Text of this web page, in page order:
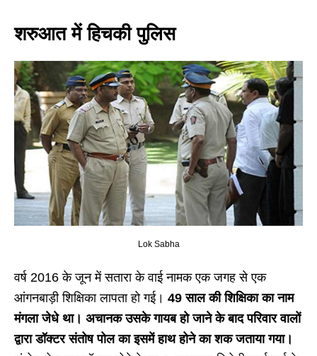
शरुआत में हिचकी पुलिस
Lok Sabha
वर्ष 2016 के जून में सतारा के वाई नामक एक जगह से एक
आंगनबाड़ी शिक्षिका लापता हो गई। 49 साल की शिक्षिका का नाम
मंगला जेधे था। अचानक उसके गायब हो जाने के बाद परिवार वालों
द्वारा डॉक्टर संतोष पोल का इसमें हाथ होने का शक जताया गया।